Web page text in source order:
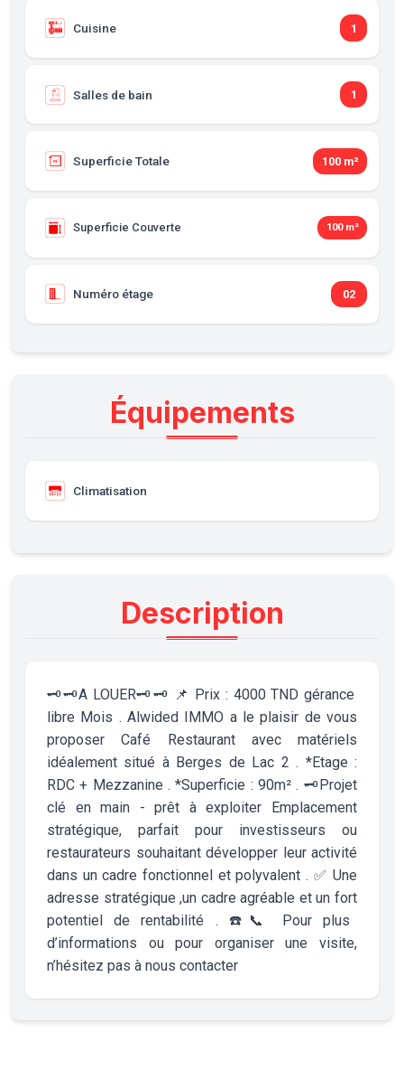
Cuisine 1
Salles de bain 1
Superficie Totale 100 m²
Superficie Couverte 100 m²
Numéro étage 02
Équipements
Climatisation
Description
🗝️🗝️A LOUER🗝️🗝️ 📌 Prix : 4000 TND gérance
libre Mois . Alwided IMMO a le plaisir de vous
proposer Café Restaurant avec matériels
idéalement situé à Berges de Lac 2 . *Etage :
RDC + Mezzanine . *Superficie : 90m² . 🗝️Projet
clé en main - prêt à exploiter Emplacement
stratégique, parfait pour investisseurs ou
restaurateurs souhaitant développer leur activité
dans un cadre fonctionnel et polyvalent . ✅ Une
adresse stratégique ,un cadre agréable et un fort
potentiel de rentabilité . ☎️📞 Pour plus
d’informations ou pour organiser une visite,
n’hésitez pas à nous contacter